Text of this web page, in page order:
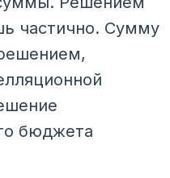
частично. Сумму
бюджета